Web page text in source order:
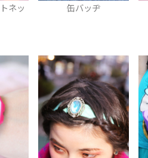
チョーカー